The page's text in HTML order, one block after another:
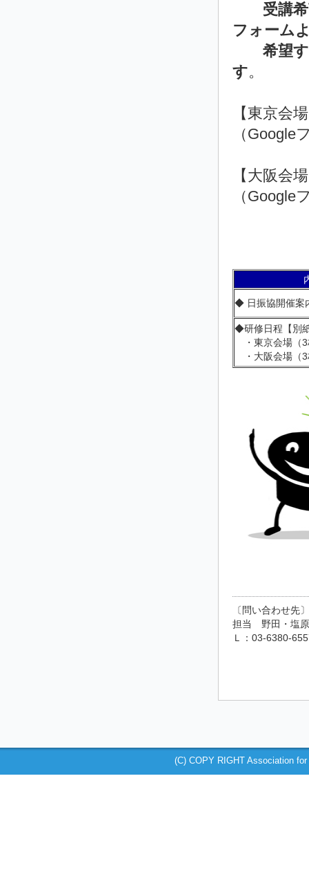
受講希
フォーム
希望
す。
【東京会
（Google
【大阪会
（Google
◆ 日振協開催
◆研修日程【別
・東京会場（3
・大阪会場（3
〔問い合わせ先〕
担当 野田・塩
Ｌ：03-6380-
(C) COPY RIGHT Association